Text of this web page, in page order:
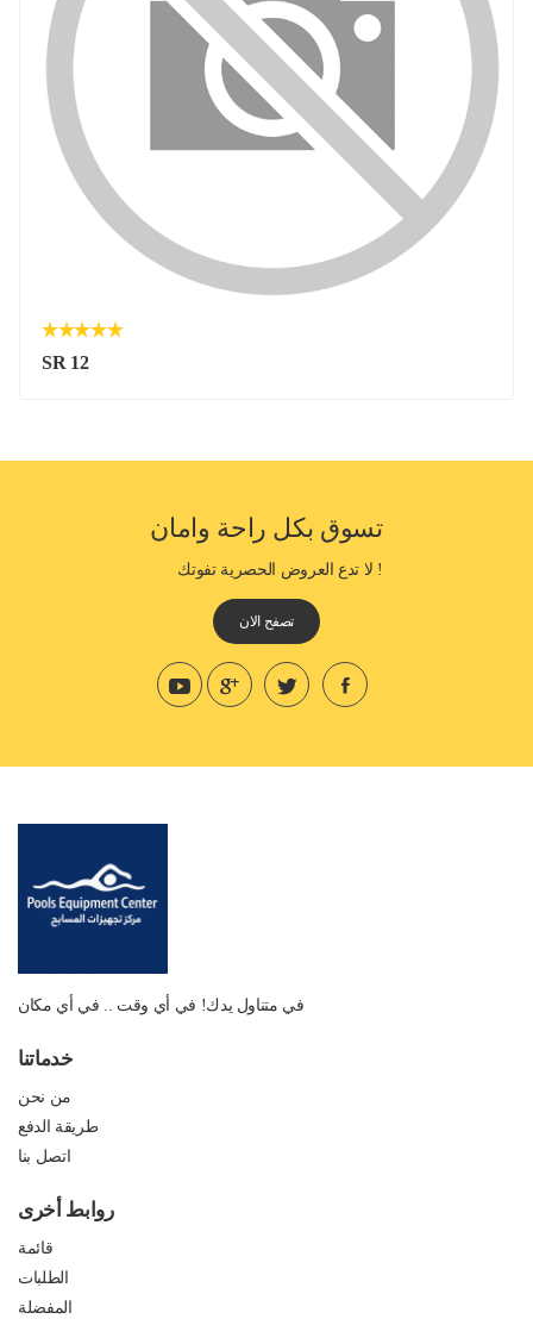
SR 12
تسوق بكل راحة وامان
! لا تدع العروض الحصرية تفوتك
تصفح الان
في متناول يدك! في أي وقت .. في أي مكان
خدماتنا
من نحن
طريقة الدفع
اتصل بنا
روابط أخرى
قائمة
الطلبات
المفضلة